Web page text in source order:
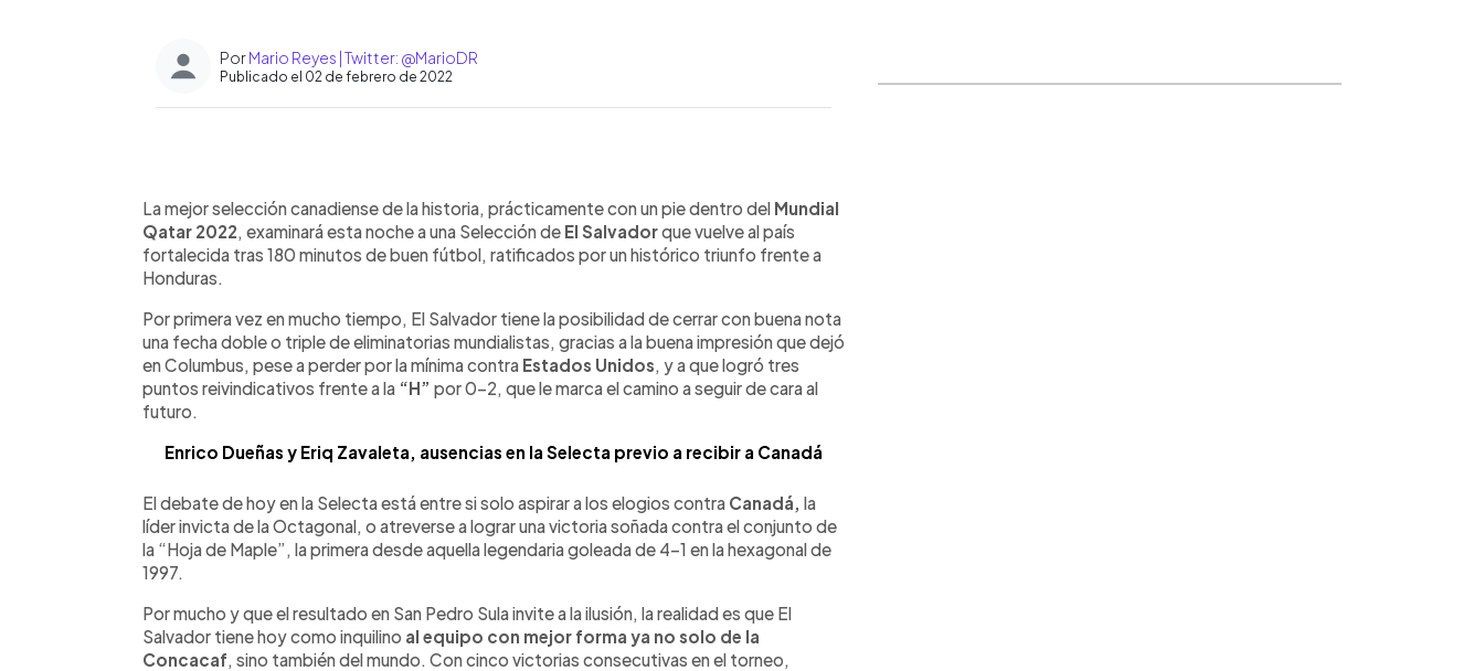
PorMario Reyes | Twitter: @MarioDR
Publicado el 02 de febrero de 2022
Escuchar artículo
La mejor selección canadiense de la historia, prácticamente con un pie dentro del Mundial
Qatar 2022, examinará esta noche a una Selección de El Salvadorque vuelve al país
fortalecida tras 180 minutos de buen fútbol, ratificados por un histórico triunfo frente a
Honduras.
Por primera vez en mucho tiempo, El Salvador tiene la posibilidad de cerrar con buena nota
una fecha doble o triple de eliminatorias mundialistas, gracias a la buena impresión que dejó
en Columbus, pese a perder por la mínima contra Estados Unidos, y a que logró tres
puntos reivindicativos frente a la “H” por 0-2, que le marca el camino a seguir de cara al
futuro.
Enrico Dueñas y Eriq Zavaleta, ausencias en la Selecta previo a recibir a Canadá
El debate de hoy en la Selecta está entre si solo aspirar a los elogios contra Canadá, la
líder invicta de la Octagonal, o atreverse a lograr una victoria soñada contra el conjunto de
la “Hoja de Maple”, la primera desde aquella legendaria goleada de 4-1 en la hexagonal de
1997.
Por mucho y que el resultado en San Pedro Sula invite a la ilusión, la realidad es que El
Salvador tiene hoy como inquilino al equipo con mejor forma ya no solo de la
Concacaf, sino también del mundo. Con cinco victorias consecutivas en el torneo,